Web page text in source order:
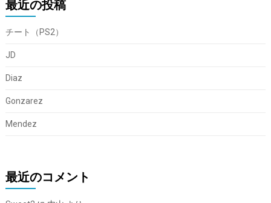
最近の投稿
チート（PS2）
JD
Diaz
Gonzarez
Mendez
最近のコメント